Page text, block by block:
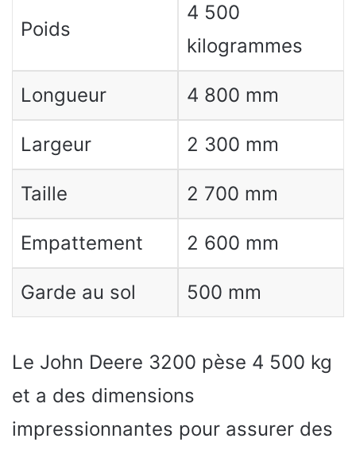
Poids
4 500
kilogrammes
Longueur 4 800 mm
Largeur 2 300 mm
Taille 2 700 mm
Empattement 2 600 mm
Garde au sol 500 mm
Le John Deere 3200 pèse 4 500 kg
et a des dimensions
impressionnantes pour assurer des